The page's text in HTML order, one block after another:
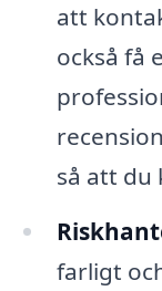
att
också få
så att du
farligt